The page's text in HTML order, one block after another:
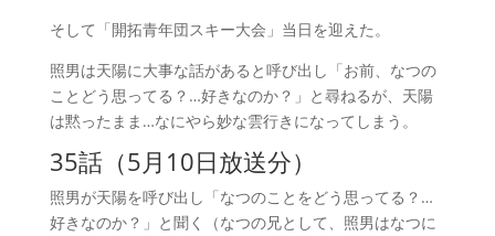
そして「開拓青年団スキー大会」当日を迎えた。
照男は天陽に大事な話があると呼び出し「お前、なつの
ことどう思ってる？…好きなのか？」と尋ねるが、天陽
は黙ったまま…なにやら妙な雲行きになってしまう。
35話（5月10日放送分）
照男が天陽を呼び出し「なつのことをどう思ってる？…
好きなのか？」と聞く（なつの兄として、照男はなつに